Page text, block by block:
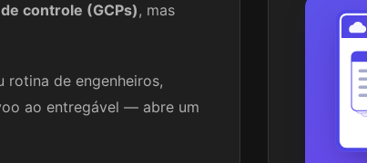
controle (GCPs), mas
rotina de engenheiros,
ao entregável — abre um